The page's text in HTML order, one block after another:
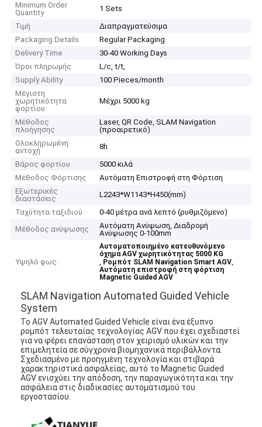
Minimum Order
Quantity
1 Sets
Τιμή
Διαπραγματεύσιμα
Packaging Details
Regular Packaging
Delivery Time
30-40 Working Days
Όροι πληρωμής
L/c, t/t,
Supply Ability
100 Pieces/month
Μέγιστη
χωρητικότητα
φορτίου
Μέχρι 5000 kg
Μέθοδος
πλοήγησης
Laser, QR Code, SLAM Navigation
(προαιρετικό)
Ολοκληρωμένη
αντοχή
8h
Βάρος φορτίου
5000 κιλά
Μέθοδος Φόρτισης
Αυτόματη Επιστροφή στη Φόρτιση
Εξωτερικές
διαστάσεις
L2243*W1143*H450(mm)
Ταχύτητα ταξιδιού
0-40 μέτρα ανά λεπτό (ρυθμιζόμενο)
Μέθοδος ανύψωσης
Αυτόματη Ανύψωση, Διαδρομή
Ανύψωσης 0-100mm
Υψηλό φως:
Αυτοματοποιημένο κατευθυνόμενο
όχημα AGV χωρητικότητας 5000 KG
, Ρομπότ SLAM Navigation Smart AGV,
Αυτόματη επιστροφή στη φόρτιση
Magnetic Guided AGV
SLAM Navigation Automated Guided Vehicle
System
Το AGV Automated Guided Vehicle είναι ένα έξυπνο
ρομπότ τελευταίας τεχνολογίας AGV που έχει σχεδιαστεί
για να φέρει επανάσταση στον χειρισμό υλικών και την
επιμελητεία σε σύγχρονα βιομηχανικά περιβάλλοντα.
Σχεδιασμένο με προηγμένη τεχνολογία και στιβαρά
χαρακτηριστικά ασφαλείας, αυτό το Magnetic Guided
AGV ενισχύει την απόδοση, την παραγωγικότητα και την
ασφάλεια στις διαδικασίες αυτοματισμού του
εργοστασίου.